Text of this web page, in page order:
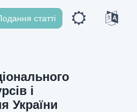
статті
і
України